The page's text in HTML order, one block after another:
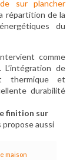
sur plancher
répartition de la
du
comme
. L’intégration de
thermique et
durabilité
finition sur
propose aussi
maison